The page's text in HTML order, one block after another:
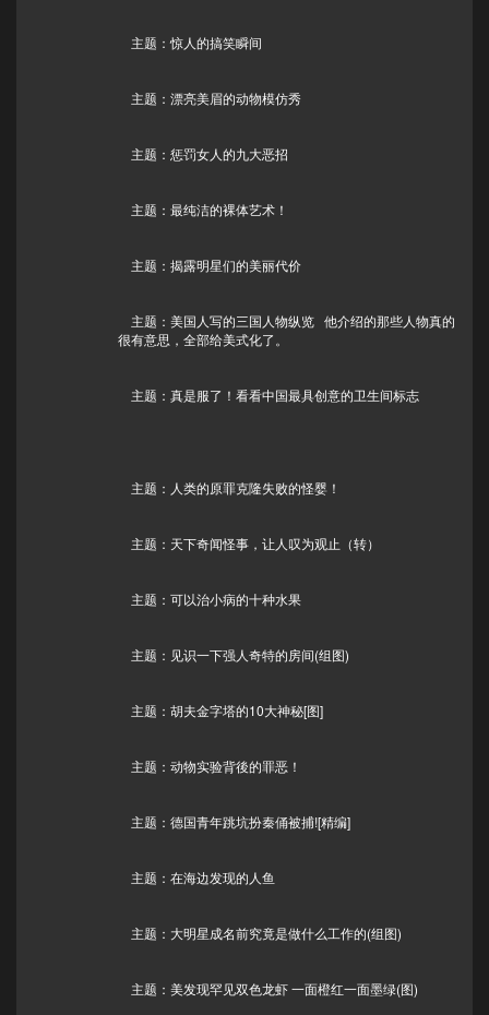
主题：惊人的搞笑瞬间
主题：漂亮美眉的动物模仿秀
主题：惩罚女人的九大恶招
主题：最纯洁的裸体艺术！
主题：揭露明星们的美丽代价
主题：美国人写的三国人物纵览 他介绍的那些人物真的
很有意思，全部给美式化了。
主题：真是服了！看看中国最具创意的卫生间标志
主题：人类的原罪克隆失败的怪婴！
主题：天下奇闻怪事，让人叹为观止（转）
主题：可以治小病的十种水果
主题：见识一下强人奇特的房间(组图)
主题：胡夫金字塔的10大神秘[图]
主题：动物实验背後的罪恶！
主题：德国青年跳坑扮秦俑被捕![精编]
主题：在海边发现的人鱼
主题：大明星成名前究竟是做什么工作的(组图)
主题：美发现罕见双色龙虾 一面橙红一面墨绿(图)